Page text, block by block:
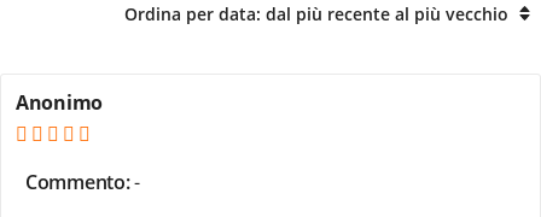
Anonimo
Commento:-
Ordina per data: dal più recente al più vecchio